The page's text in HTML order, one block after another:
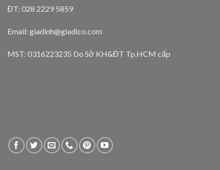
ĐT: 028 2229 5859
Email: giadinh@giadico.com
MST: 0316223235 Do Sở KH&ĐT Tp.HCM cấp